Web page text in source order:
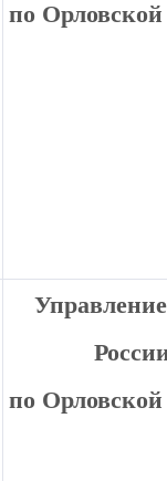
по Орловской
по Орловской